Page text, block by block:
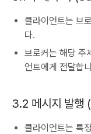
클라이언트는 브
다.
브로커는 해당 주
언트에게 전달합
3.2 메시지 발행
클라이언트는 특